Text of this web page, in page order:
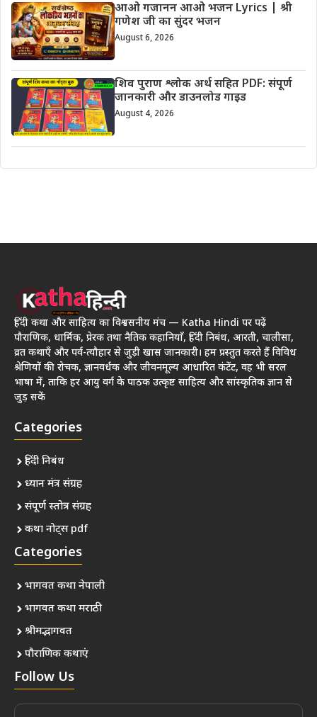
आओ गजानन आओ भजन Lyrics | श्री
गणेश जी का सुंदर भजन
August 6, 2026
शिव पुराण श्लोक अर्थ सहित PDF: संपूर्ण
जानकारी और डाउनलोड गाइड
August 4, 2026
हिंदी कथा और साहित्य का विश्वसनीय मंच — Katha Hindi पर पढ़ें
पौराणिक, धार्मिक, प्रेरक तथा नैतिक कहानियाँ, हिंदी निबंध, आरती, चालीसा,
व्रत कथाएँ और पर्व-त्यौहार से जुड़ी खास जानकारी। हम प्रस्तुत करते हैं विविध
श्रेणियों की रोचक, ज्ञानवर्धक और जीवनमूल्य आधारित कंटेंट, वह भी सरल
भाषा में, ताकि हर आयु वर्ग के पाठक उत्कृष्ट साहित्य और सांस्कृतिक ज्ञान से
जुड़ सकें
Categories
हिंदी निबंध
ध्यान मंत्र संग्रह
संपूर्ण स्तोत्र संग्रह
कथा नोट्स pdf
Categories
भागवत कथा नेपाली
भागवत कथा मराठी
श्रीमद्भागवत
पौराणिक कथाएं
Follow Us